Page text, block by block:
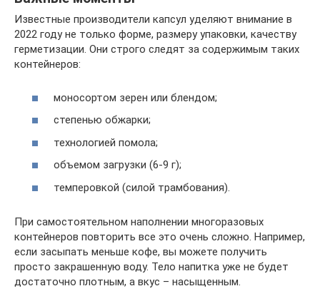
Известные производители капсул уделяют внимание в
2022 году не только форме, размеру упаковки, качеству
герметизации. Они строго следят за содержимым таких
контейнеров:
моносортом зерен или блендом;
степенью обжарки;
технологией помола;
объемом загрузки (6-9 г);
темперовкой (силой трамбования).
При самостоятельном наполнении многоразовых
контейнеров повторить все это очень сложно. Например,
если засыпать меньше кофе, вы можете получить
просто закрашенную воду. Тело напитка уже не будет
достаточно плотным, а вкус – насыщенным.